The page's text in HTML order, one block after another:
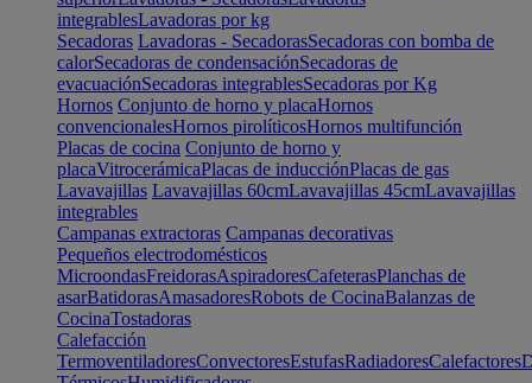
integrablesLavadoras por kg
Secadoras Lavadoras - SecadorasSecadoras con bomba de
calorSecadoras de condensaciónSecadoras de
evacuaciónSecadoras integrablesSecadoras por Kg
Hornos Conjunto de horno y placaHornos
convencionalesHornos pirolíticosHornos multifunción
Placas de cocina Conjunto de horno y
placaVitrocerámicaPlacas de inducciónPlacas de gas
Lavavajillas Lavavajillas 60cmLavavajillas 45cmLavavajillas
integrables
Campanas extractoras Campanas decorativas
Pequeños electrodomésticos
MicroondasFreidorasAspiradoresCafeterasPlanchas de
asarBatidorasAmasadoresRobots de CocinaBalanzas de
CocinaTostadoras
Calefacción
TermoventiladoresConvectoresEstufasRadiadoresCalefactores